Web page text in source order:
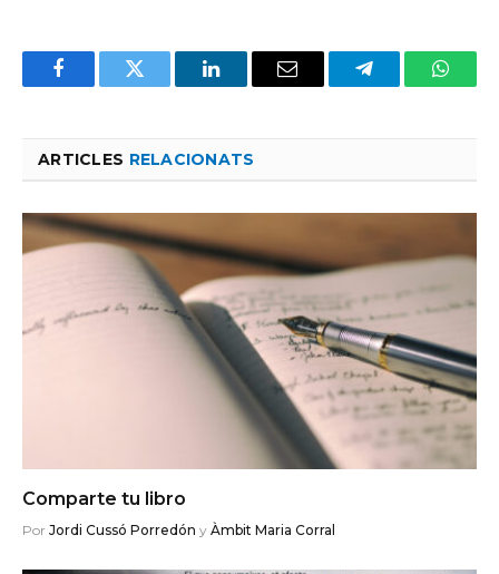
FacebookTwitter LinkedInEmail Telegram
ARTICLES RELACIONATS
Comparte tu libro
Por Jordi Cussó Porredón y Àmbit Maria Corral